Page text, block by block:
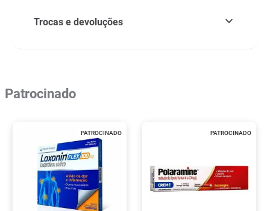
Trocas e devoluções
Patrocinado
PATROCINADO PATROCINADO